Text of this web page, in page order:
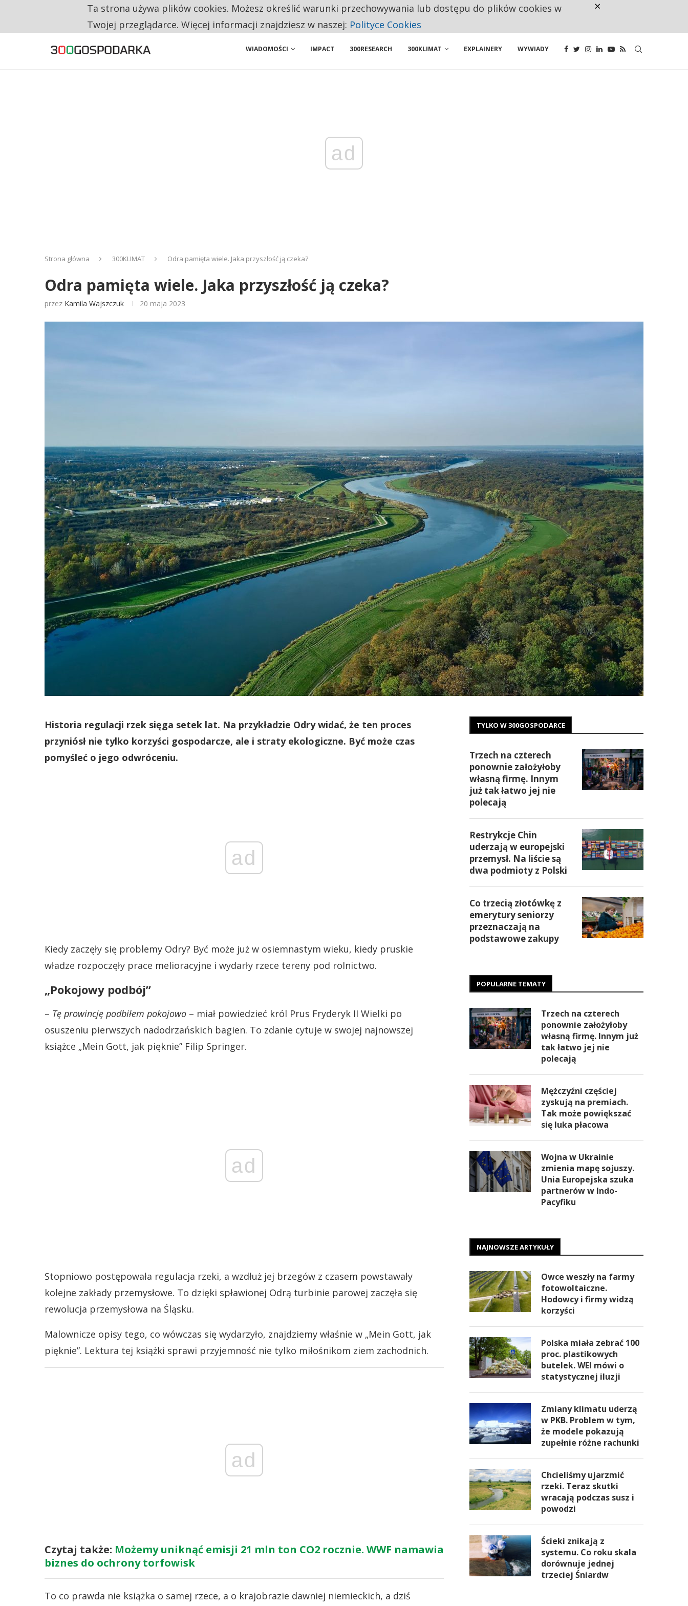
CO TRZECIĄ ZŁOTÓWKĘ Z EMERYTURY SENIORZY PRZEZNACZAJĄ NA PODSTAWOWE ZAKUPY
WIADOMOŚCI IMPACT 300RESEARCH 300KLIMAT EXPLAINERY WYWIADY
ad
Strona główna 300KLIMAT Odra pamięta wiele. Jaka przyszłość ją czeka?
Odra pamięta wiele. Jaka przyszłość ją czeka?
przez Kamila Wajszczuk 20 maja 2023
Historia regulacji rzek sięga setek lat. Na przykładzie Odry widać, że ten proces
przyniósł nie tylko korzyści gospodarcze, ale i straty ekologiczne. Być może czas
pomyśleć o jego odwróceniu.
ad
Kiedy zaczęły się problemy Odry? Być może już w osiemnastym wieku, kiedy pruskie
władze rozpoczęły prace melioracyjne i wydarły rzece tereny pod rolnictwo.
„Pokojowy podbój”
– Tę prowincję podbiłem pokojowo – miał powiedzieć król Prus Fryderyk II Wielki po
osuszeniu pierwszych nadodrzańskich bagien. To zdanie cytuje w swojej najnowszej
książce „Mein Gott, jak pięknie” Filip Springer.
ad
Stopniowo postępowała regulacja rzeki, a wzdłuż jej brzegów z czasem powstawały
kolejne zakłady przemysłowe. To dzięki spławionej Odrą turbinie parowej zaczęła się
rewolucja przemysłowa na Śląsku.
Malownicze opisy tego, co wówczas się wydarzyło, znajdziemy właśnie w „Mein Gott, jak
pięknie”. Lektura tej książki sprawi przyjemność nie tylko miłośnikom ziem zachodnich.
ad
Czytaj także: Możemy uniknąć emisji 21 mln ton CO2 rocznie. WWF namawia
biznes do ochrony torfowisk
To co prawda nie książka o samej rzece, a o krajobrazie dawniej niemieckich, a dziś
TYLKO W 300GOSPODARCE
Trzech na czterech
ponownie założyłoby
własną firmę. Innym
już tak łatwo jej nie
polecają
Restrykcje Chin
uderzają w europejski
przemysł. Na liście są
dwa podmioty z Polski
Co trzecią złotówkę z
emerytury seniorzy
przeznaczają na
podstawowe zakupy
POPULARNE TEMATY
Trzech na czterech
ponownie założyłoby
własną firmę. Innym już
tak łatwo jej nie
polecają
Mężczyźni częściej
zyskują na premiach.
Tak może powiększać
się luka płacowa
Wojna w Ukrainie
zmienia mapę sojuszy.
Unia Europejska szuka
partnerów w Indo-
Pacyfiku
NAJNOWSZE ARTYKUŁY
Owce weszły na farmy
fotowoltaiczne.
Hodowcy i firmy widzą
korzyści
Polska miała zebrać 100
proc. plastikowych
butelek. WEI mówi o
statystycznej iluzji
Zmiany klimatu uderzą
w PKB. Problem w tym,
że modele pokazują
zupełnie różne rachunki
Chcieliśmy ujarzmić
rzeki. Teraz skutki
wracają podczas susz i
powodzi
Ścieki znikają z
systemu. Co roku skala
dorównuje jednej
trzeciej Śniardw
Ta strona używa plików cookies. Możesz określić warunki przechowywania lub dostępu do plików cookies w
Twojej przeglądarce. Więcej informacji znajdziesz w naszej: Polityce Cookies
×